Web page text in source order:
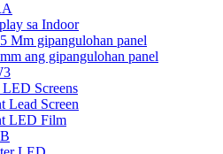
sa Indoor
Mm gipangulohan panel
ang gipangulohan panel
Screens
Lead Screen
LED Film